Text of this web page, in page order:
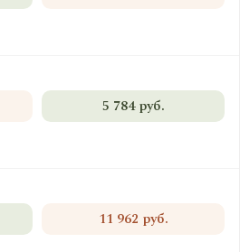
5 784 руб.
11 962 руб.